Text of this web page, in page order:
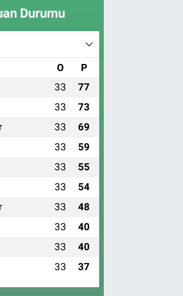
Durumu
O P
33 77
33 73
33 69
33 59
33 55
33 54
33 48
33 40
33 40
33 37